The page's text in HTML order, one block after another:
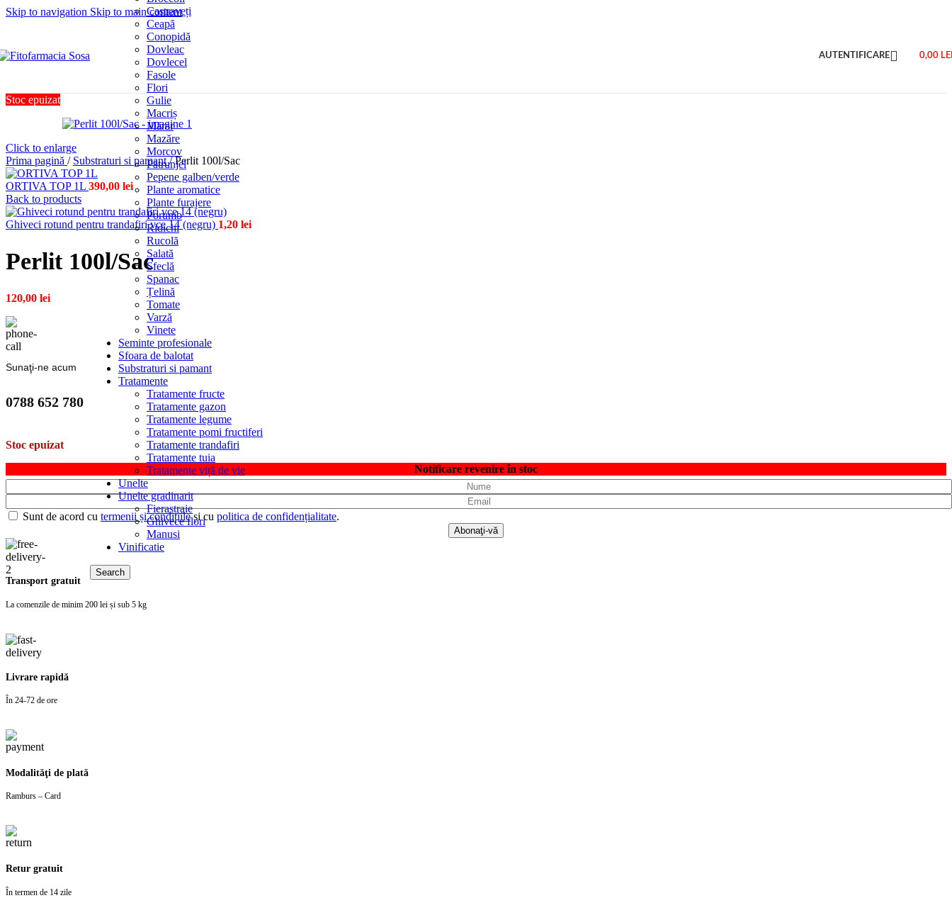
Skip to navigation Skip to main content
Castraveți
Ceapă
Conopidă
Dovleac
Dovlecel
Fasole
Flori
Gulie
Macriș
Mărar
Mazăre
Morcov
Pătrunjel
Pepene galben/verde
Plante aromatice
Plante furajere
Porumb
Ridichi
Rucolă
Salată
Sfeclă
Spanac
Țelină
Tomate
Varză
Vinete
Seminte profesionale
Sfoara de balotat
Substraturi si pamant
Tratamente
Tratamente fructe
Tratamente gazon
Tratamente legume
Tratamente pomi fructiferi
Tratamente trandafiri
Tratamente tuia
Tratamente viță de vie
Unelte
Unelte gradinarit
Fierastraie
Ghivece flori
Manusi
Vinificatie
Search
AUTENTIFICARE 0,00
Stoc epuizat
Click to enlarge
Prima pagină / Substraturi si pamant/ Perlit 100l/Sac
ORTIVA TOP 1L 390,00 lei
Back to products
Ghiveci rotund pentru trandafiri vce 14 (negru) 1,20 lei
Perlit 100l/Sac
120,00 lei
Sunaţi-ne acum
0788 652 780
Stoc epuizat
Notificare revenire în stoc
Sunt de acord cu termenii și condițiileși cu politica de confidențialitate.
Transport gratuit
La comenzile de minim 200 lei și sub 5 kg
Livrare rapidă
În 24-72 de ore
Modalităţi de plată
Ramburs – Card
Retur gratuit
În termen de 14 zile